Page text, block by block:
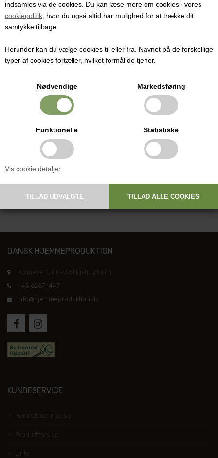
indsamles via de cookies. Du kan læse mere om cookies i vores
cookiepolitik , hvor du også altid har mulighed for at trække dit
samtykke tilbage.
Herunder kan du vælge cookies til eller fra. Navnet på de forskellige
typer af cookies fortæller, hvilket formål de tjener.
Nødvendige Markedsføring
Funktionelle Statistiske
Vis cookie detaljer
Allehånde har en sammensat smag af mange forskellige krydderier,
primært peber, muskat, nelliker og kanel.
16,00 DKK
Allehånde har en sammensat smag af mange forskellige krydderier,
primært peber, muskat, nelliker og kanel.
Anvendelse: Lam, fjerkræ, vildt, kager, brød og suppe.
Nettovægt: 50 gram
DANSK HJEMMEPRODUKTION
Holmevej 1, DK-7361 Ejstrupholm
+45 6267 1447
info@hjemmeproduktion.dk
KUNDESERVICE
Handelsbetingelser
Produktforslag